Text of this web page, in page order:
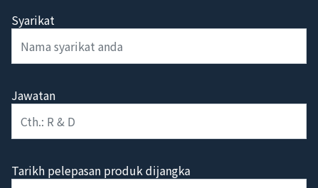
Syarikat
Jawatan
Tarikh pelepasan produk dijangka